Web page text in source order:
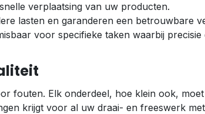
verplaatsing van uw producten.
lasten en garanderen een betrouwbare
voor specifieke taken waarbij
fouten. Elk onderdeel, hoe klein ook,
krijgt voor al uw draai- en freeswerk